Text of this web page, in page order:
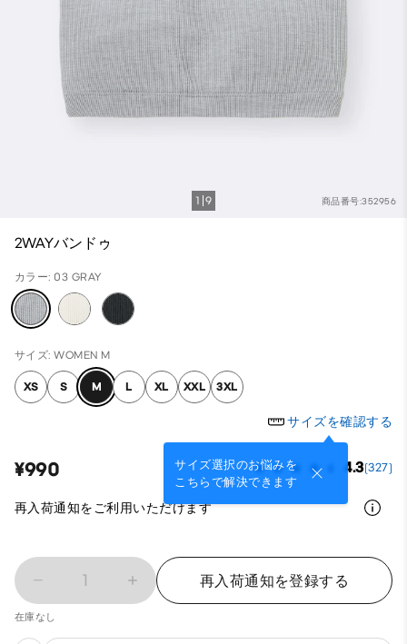
商品番号:352956
1 9
2WAYバンドゥ
カラー: 03 GRAY
サイズ: WOMEN M
XS S M L XL XXL 3XL
サイズを確認する
サイズ選択のお悩みを
こちらで解決できます
¥990 4.3(327)
再入荷通知をご利用いただけます
1 再入荷通知を登録する
在庫なし